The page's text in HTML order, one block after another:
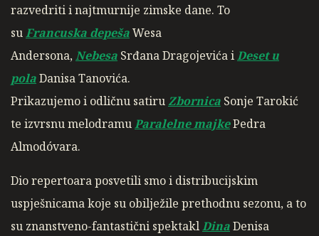
razvedriti i najtmurnije zimske dane. To
suFrancuska depešaWesa
Andersona,Nebesa Srđana Dragojevića iDeset u
polaDanisa Tanovića.
Prikazujemo i odličnu satiruZbornica Sonje Tarokić
te izvrsnu melodramuParalelne majkePedra
Almodóvara.
Dio repertoara posvetili smo i distribucijskim
uspješnicama koje su obilježile prethodnu sezonu, a to
su znanstveno-fantastični spektaklDinaDenisa